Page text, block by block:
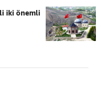
iki önemli